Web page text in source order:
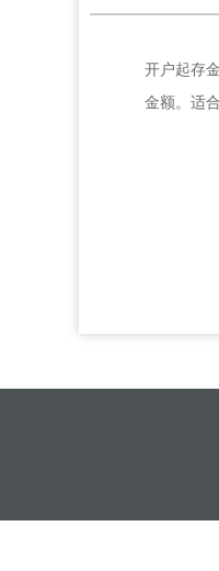
开户起存
金额。适